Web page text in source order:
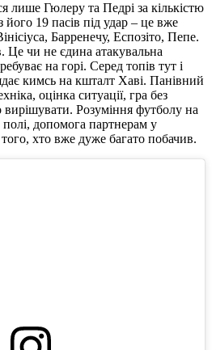
лише Гюлеру та Педрі за кількістю
його 19 пасів під удар – це вже
Барренечу, Еспозіто, Пепе.
Це чи не єдина атакувальна
на горі. Серед топів тут і
кимсь на кшталт Хаві. Панівний
оцінка ситуації, гра без
Розуміння футболу на
полі, допомога партнерам у
того, хто вже дуже багато побачив.